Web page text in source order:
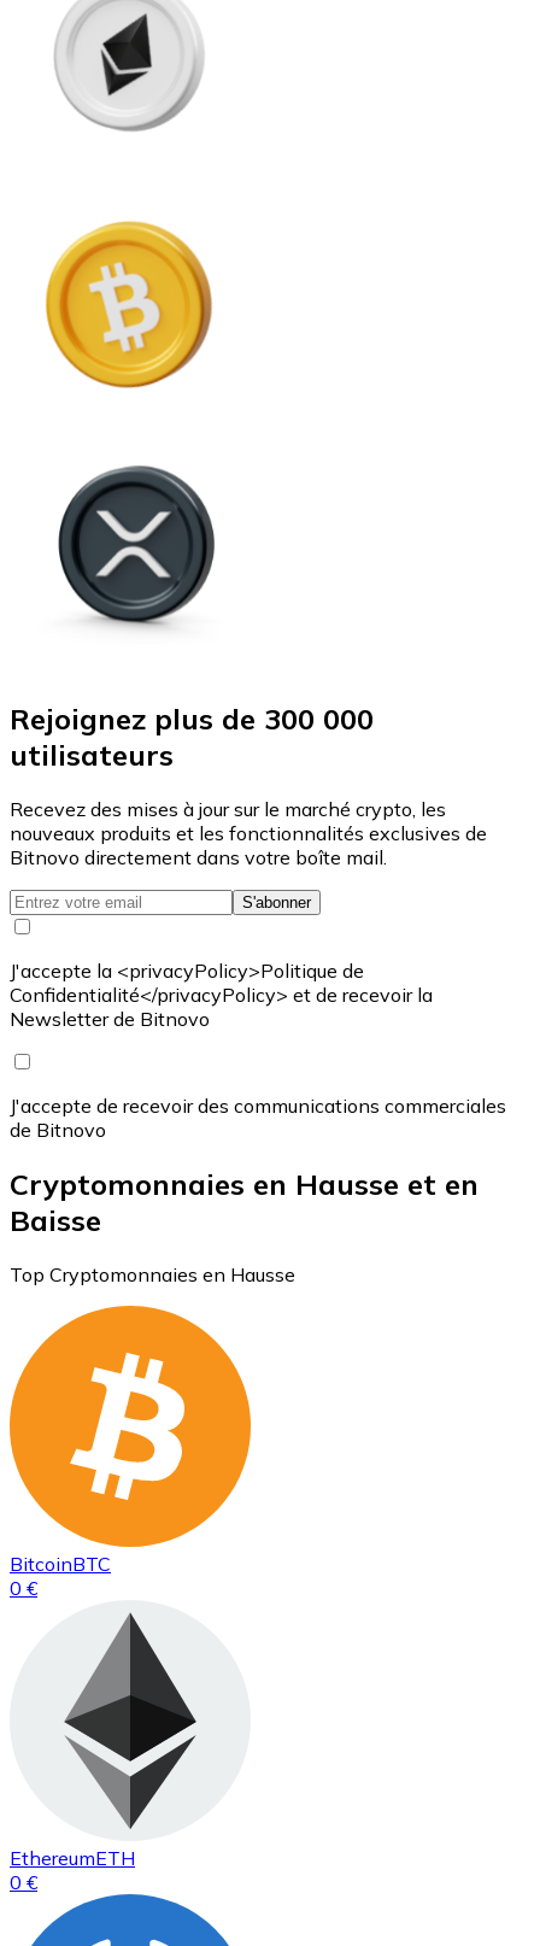
Rejoignez plus de 300 000
utilisateurs
Recevez des mises à jour sur le marché crypto, les
nouveaux produits et les fonctionnalités exclusives de
Bitnovo directement dans votre boîte mail.
S'abonner
J'accepte la <privacyPolicy>Politique de
Confidentialité</privacyPolicy> et de recevoir la
Newsletter de Bitnovo
J'accepte de recevoir des communications commerciales
de Bitnovo
Cryptomonnaies en Hausse et en
Baisse
Top Cryptomonnaies en Hausse
BitcoinBTC
0 €
EthereumETH
0 €